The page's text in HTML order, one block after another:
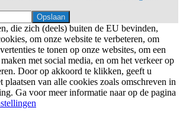
Opslaan
die zich (deels) buiten de EU bevinden,
om onze website te verbeteren, om
te tonen op onze websites, om een
met social media, en om het verkeer op
Door op akkoord te klikken, geeft u
plaatsen van alle cookies zoals omschreven in
Ga voor meer informatie naar op de pagina